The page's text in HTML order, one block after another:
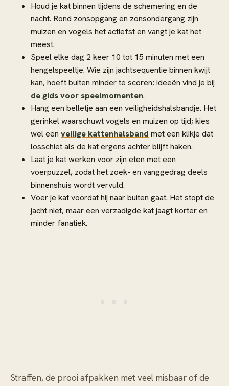
Houd je kat binnen tijdens de schemering en de
nacht. Rond zonsopgang en zonsondergang zijn
muizen en vogels het actiefst en vangt je kat het
meest.
Speel elke dag 2 keer 10 tot 15 minuten met een
hengelspeeltje. Wie zijn jachtsequentie binnen kwijt
kan, hoeft buiten minder te scoren; ideeën vind je bij
de gids voor speelmomenten.
Hang een belletje aan een veiligheidshalsbandje. Het
gerinkel waarschuwt vogels en muizen op tijd; kies
wel een veilige kattenhalsband met een klikje dat
losschiet als de kat ergens achter blijft haken.
Laat je kat werken voor zijn eten met een
voerpuzzel, zodat het zoek- en vanggedrag deels
binnenshuis wordt vervuld.
Voer je kat voordat hij naar buiten gaat. Het stopt de
jacht niet, maar een verzadigde kat jaagt korter en
minder fanatiek.
Straffen, de prooi afpakken met veel misbaar of de